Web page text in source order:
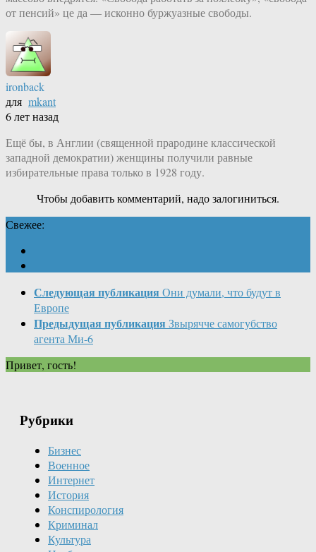
от пенсий» це да — исконно буржуазные свободы.
ironback
для mkant
6 лет назад
Ещё бы, в Англии (священной прародине классической
западной демократии) женщины получили равные
избирательные права только в 1928 году.
Чтобы добавить комментарий, надо залогиниться.
Свежее:
Следующая публикация Они думали, что будут в
Европе
Предыдущая публикация Звырячче самогубство
агента Ми-6
Привет, гость!
Рубрики
Бизнес
Военное
Интернет
История
Конспирология
Криминал
Культура